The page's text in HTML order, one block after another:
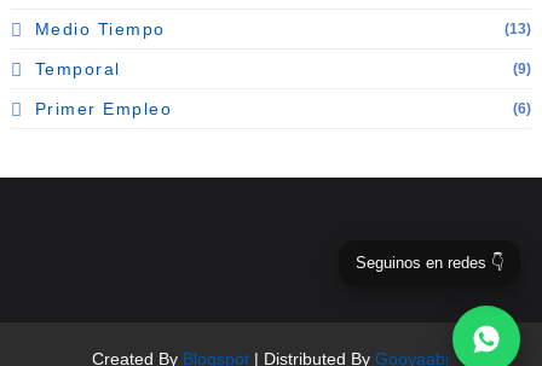
Medio Tiempo (13)
Temporal (9)
Primer Empleo (6)
Seguinos en redes 👇
Created By Blogspot | Distributed ByGooyaabi